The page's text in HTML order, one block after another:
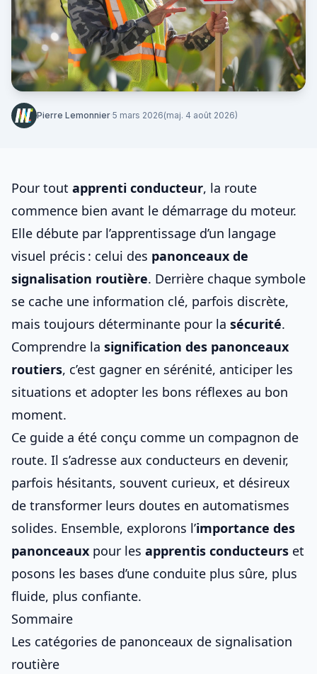
Pierre Lemonnier·5 mars 2026(maj. 4 août 2026)
Pour tout apprenti conducteur, la route
commence bien avant le démarrage du moteur.
Elle débute par l’apprentissage d’un langage
visuel précis : celui des panonceaux de
signalisation routière. Derrière chaque symbole
se cache une information clé, parfois discrète,
mais toujours déterminante pour la sécurité.
Comprendre la signification des panonceaux
routiers, c’est gagner en sérénité, anticiper les
situations et adopter les bons réflexes au bon
moment.
Ce guide a été conçu comme un compagnon de
route. Il s’adresse aux conducteurs en devenir,
parfois hésitants, souvent curieux, et désireux
de transformer leurs doutes en automatismes
solides. Ensemble, explorons l’importance des
panonceaux pour les apprentis conducteurs et
posons les bases d’une conduite plus sûre, plus
fluide, plus confiante.
Sommaire
Les catégories de panonceaux de signalisation
routière